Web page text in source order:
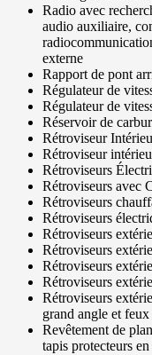
Radio avec
audio auxiliaire,
externe
Rapport de pont
Régulateur de
Régulateur de
Réservoir de
Rétroviseur
Rétroviseur
Rétroviseurs
Rétroviseurs avec
Rétroviseurs
Rétroviseurs
Rétroviseurs
Rétroviseurs
Rétroviseurs
Rétroviseurs
Rétroviseurs
grand angle et
Revêtement de
tapis protecteurs